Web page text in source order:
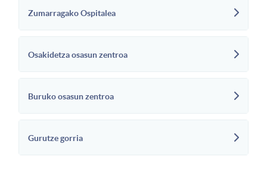
Zumarragako Ospitalea
Osakidetza osasun zentroa
Buruko osasun zentroa
Gurutze gorria